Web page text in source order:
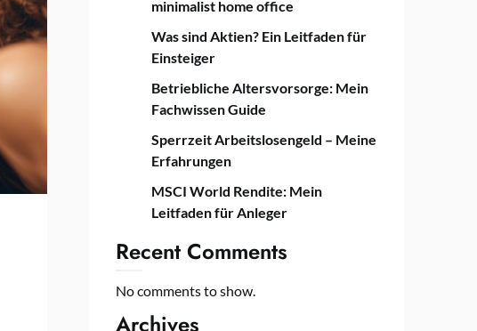
minimalist home office
Was sind Aktien? Ein Leitfaden für
Einsteiger
Betriebliche Altersvorsorge: Mein
Fachwissen Guide
Sperrzeit Arbeitslosengeld – Meine
Erfahrungen
MSCI World Rendite: Mein
Leitfaden für Anleger
Recent Comments
No comments to show.
Archives